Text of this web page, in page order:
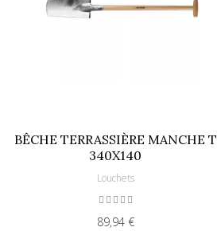
BÊCHE TERRASSIÈRE MANCHE T
340X140
Louchets
89,94 €